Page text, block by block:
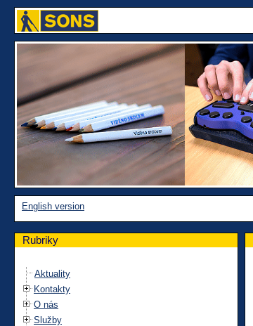
English version
Rubriky
Aktuality
Kontakty
O nás
Služby